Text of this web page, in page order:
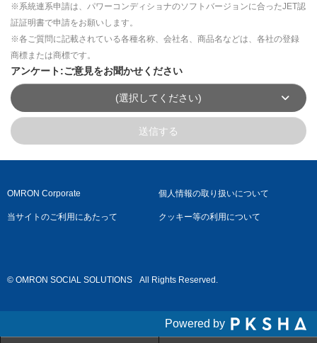
※系統連系申請は、パワーコンディショナのソフトバージョンに合ったJET認
証証明書で申請をお願いします。
※各ご質問に記載されている各種名称、会社名、商品名などは、各社の登録
商標または商標です。
アンケート:ご意見をお聞かせください
(選択してください)
送信する
OMRON Corporate 個人情報の取り扱いについて
当サイトのご利用にあたって クッキー等の利用について
© OMRON SOCIAL SOLUTIONS All Rights Reserved.
Powered by